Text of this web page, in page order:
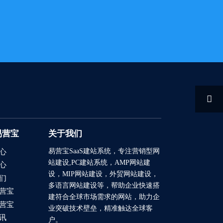
营宝
宝
宝
关于我们
易营宝SaaS建站系统，专注营销型网
站建设,PC建站系统，AMP网站建
设，MIP网站建设，外贸网站建设，
多语言网站建设等，帮助企业快速搭
建符合全球市场需求的网站，助力企
业突破技术壁垒，精准触达全球客
户。
